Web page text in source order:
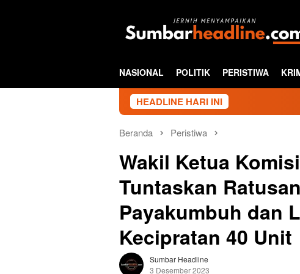
NASIONAL POLITIK PERISTIWA
HEADLINE HARI INI
Beranda Peristiwa
Wakil Ketua
Tuntaskan
Payakumbuh dan
Kecipratan 40 Unit
Sumbar Headline
3 Desember 2023